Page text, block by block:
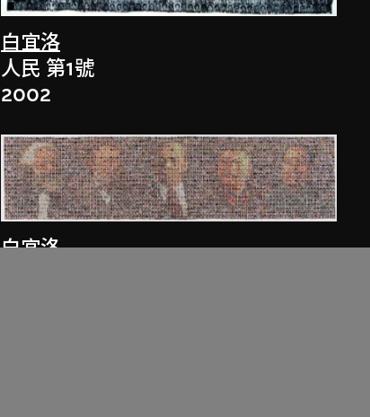
白宜洛
人民 第1號
2002
白宜洛